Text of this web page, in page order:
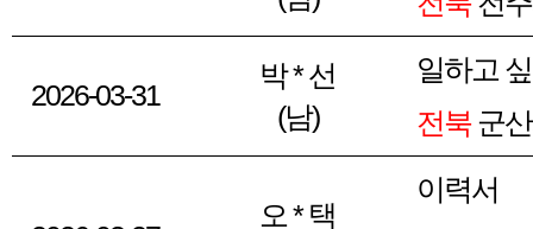
2026-03-31
박 * 선
(남)
일하고
전북군
오 * 택
이력서